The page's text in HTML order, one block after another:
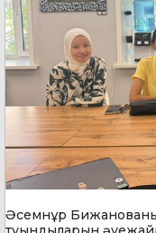
Әсемнұр Бижанованың